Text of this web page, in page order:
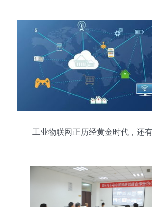
工业物联网正历经黄金时代，还